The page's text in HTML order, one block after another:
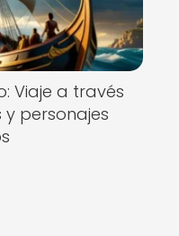
Viaje a través
y personajes